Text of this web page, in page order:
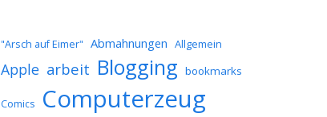
"Arsch auf Eimer" Abmahnungen Allgemein
Apple arbeit Blogging bookmarks
Comics Computerzeug